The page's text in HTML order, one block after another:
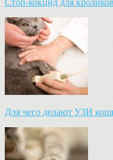
Стоп-кокцид для кроликов
Для чего делают УЗИ